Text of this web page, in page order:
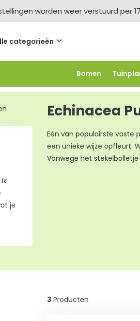
worden weer verstuurd per
categorieën
Bomen
-2,5% vanaf €250 -FLOWBO250
je
Echinacea
Eén van populairste vaste
een unieke wijze opfleurt.
Vanwege het
3 Producten